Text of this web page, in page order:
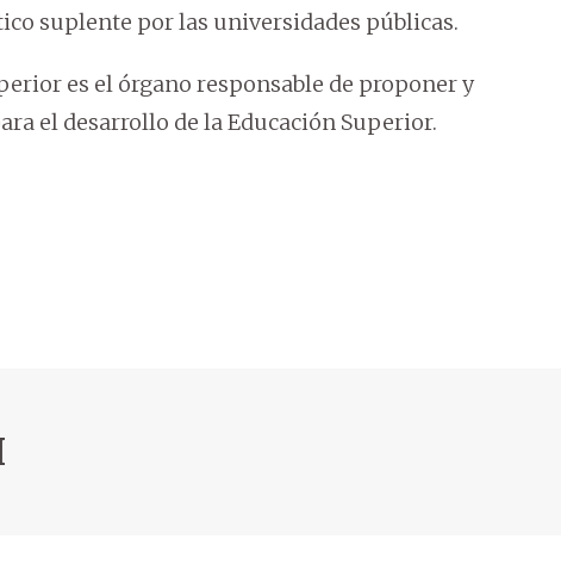
suplente por las universidades públicas.
es el órgano responsable de proponer y
el desarrollo de la Educación Superior.